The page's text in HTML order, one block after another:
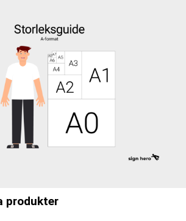
produkter